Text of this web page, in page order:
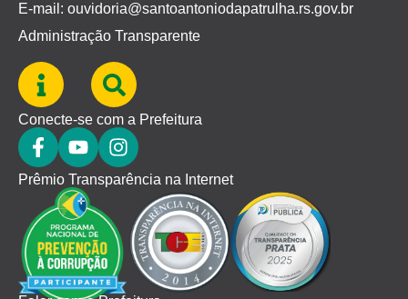
E-mail: ouvidoria@santoantoniodapatrulha.rs.gov.br
Administração Transparente
Conecte-se com a Prefeitura
Prêmio Transparência na Internet